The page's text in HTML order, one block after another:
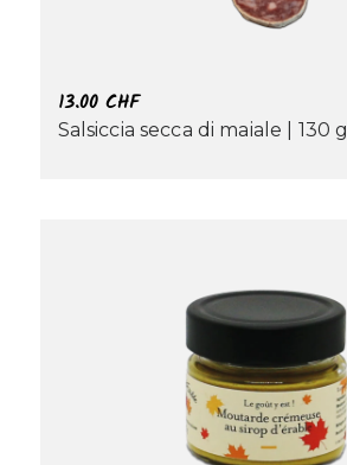
13.00 CHF
Salsiccia secca di maiale | 130 g